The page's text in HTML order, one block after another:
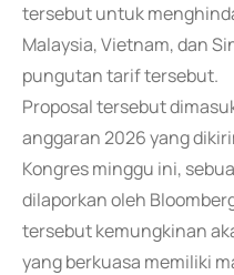
tersebut untuk
Malaysia, Vietnam, dan
pungutan tarif tersebut.
Proposal tersebut
anggaran 2026 yang
Kongres minggu ini,
dilaporkan oleh
tersebut kemungkinan
yang berkuasa memiliki